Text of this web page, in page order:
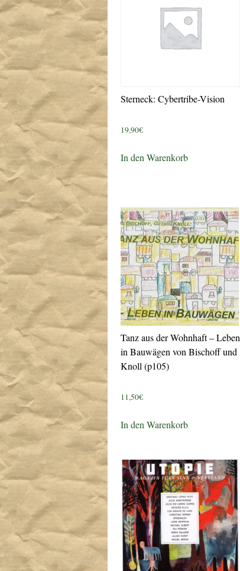
Sterneck: Cybertribe-Vision
19,90€
In den Warenkorb
Tanz aus der Wohnhaft – Leben
in Bauwägen von Bischoff und
Knoll (p105)
11,50€
In den Warenkorb